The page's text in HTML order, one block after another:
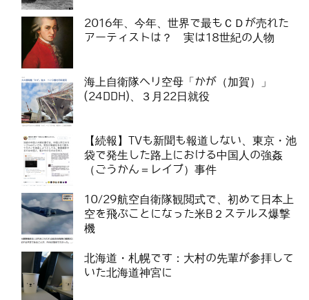
2016年、今年、世界で最もＣＤが売れた
アーティストは？ 実は18世紀の人物
海上自衛隊ヘリ空母「かが（加賀）」
(24DDH)、３月22日就役
【続報】TVも新聞も報道しない、東京・池
袋で発生した路上における中国人の強姦
（ごうかん＝レイプ）事件
10/29航空自衛隊観閲式で、初めて日本上
空を飛ぶことになった米B２ステルス爆撃
機
北海道・札幌です：大村の先輩が参拝して
いた北海道神宮に